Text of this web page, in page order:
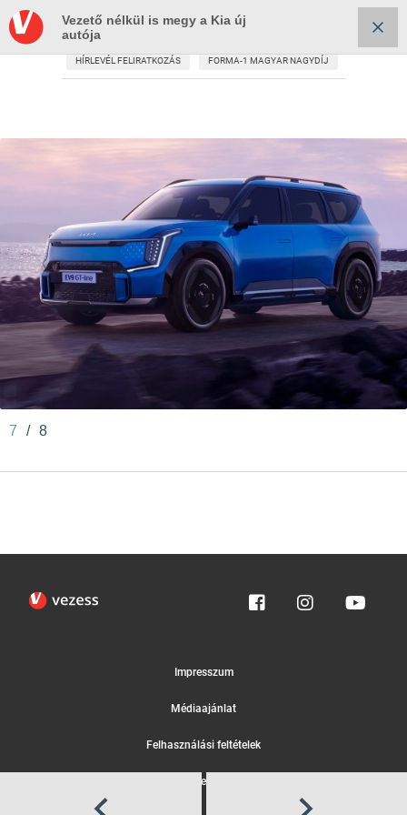
HÍRLEVÉL FELIRATKOZÁS FORMA-1 MAGYAR NAGYDÍJ
Vezető nélkül is megy a Kia új
autója
7 / 8
Impresszum
Médiaajánlat
Felhasználási feltételek
Egyedi adatkezelési tájékoztató